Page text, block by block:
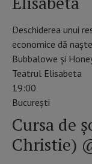
Deschiderea unui
economice dă
Bubbalowe și
Teatrul Elisabeta
19:00
Bucureşti
Cursa de
Christie)